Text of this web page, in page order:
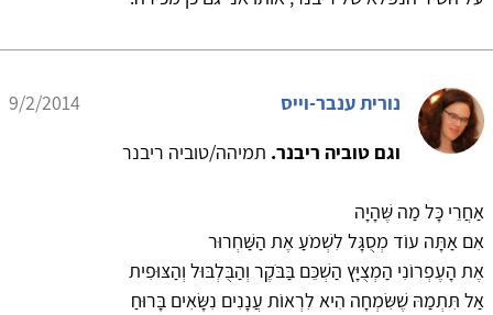
נורית ענבר-וייס
9/2/2014
וגם טוביה ריבנר. תמיהה/טוביה ריבנר
אַחֲרֵי כָּל מַה שֶּׁהָיָה
אִם אַתָּה עוֹד מְסֻגָּל לִשְׁמֹעַ אֶת הַשַּׁחְרוּר
אֶת הָעֶפְרוֹנִי הַמְצֻיָּץ הַשְׁכֵּם בַּבֹּקֶר וְהַבֻּלְבּוּל וְהַצּוּפִית
אַל תִּתְמַהּ שֶׁשִּׂמְחָה הִיא לִרְאוֹת עֲנָנִים נִשָּׂאִים בָּרוּחַ